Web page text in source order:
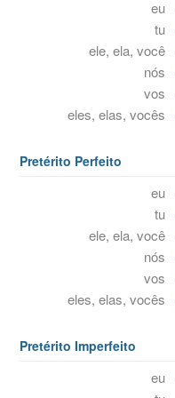
eu
tu
ele, ela, você
nós
vos
eles, elas, vocês
Pretérito Perfeito
eu
tu
ele, ela, você
nós
vos
eles, elas, vocês
Pretérito Imperfeito
eu